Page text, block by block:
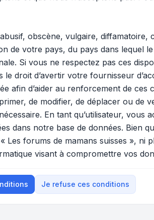
obscène, vulgaire, diffamatoire,
de votre pays, du pays dans lequel
Si vous ne respectez pas ces
droit d’avertir votre fournisseur
afin d’aider au renforcement de
de modifier, de déplacer ou de
En tant qu’utilisateur, vous
dans notre base de données. Bien
Les forums de mamans suisses », ni
visant à compromettre vos
Je refuse ces conditions